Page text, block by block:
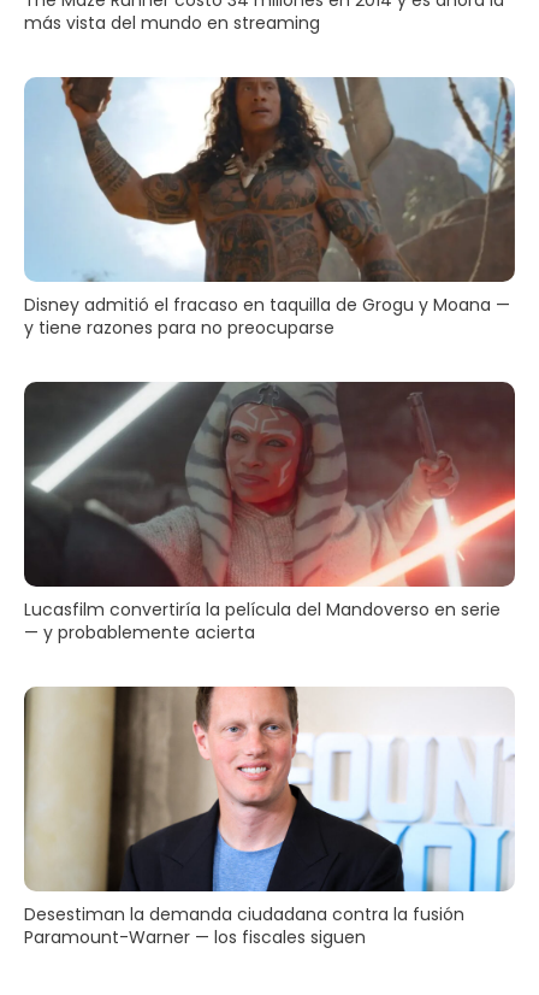
más vista del mundo en streaming
Disney admitió el fracaso en taquilla de Grogu y Moana —
y tiene razones para no preocuparse
Lucasfilm convertiría la película del Mandoverso en serie
— y probablemente acierta
Desestiman la demanda ciudadana contra la fusión
Paramount-Warner — los fiscales siguen